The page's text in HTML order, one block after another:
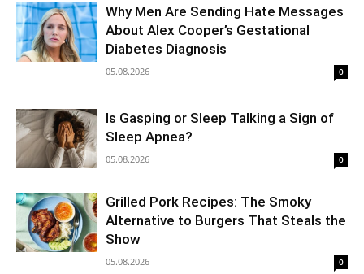
Why Men Are Sending Hate Messages
About Alex Cooper’s Gestational
Diabetes Diagnosis
05.08.2026 0
Is Gasping or Sleep Talking a Sign of
Sleep Apnea?
05.08.2026 0
Grilled Pork Recipes: The Smoky
Alternative to Burgers That Steals the
Show
05.08.2026 0